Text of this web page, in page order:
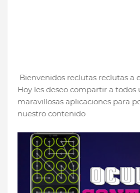
Bienvenidos reclutas reclutas a
Hoy les deseo compartir a todos
maravillosas aplicaciones para
nuestro contenido